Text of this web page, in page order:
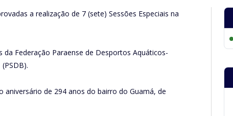
a realização de 7 (sete) Sessões Especiais na
Federação Paraense de Desportos Aquáticos-
aniversário de 294 anos do bairro do Guamá, de